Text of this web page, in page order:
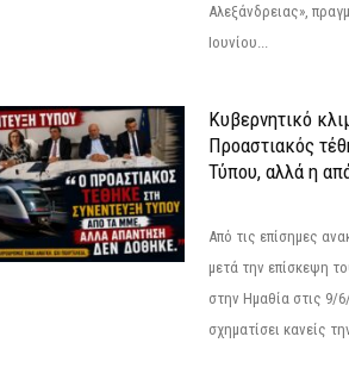
Αλεξάνδρειας»,
Ιουνίου...
Κυβερνητικό
Προαστιακός
Τύπου, αλλά η
Από τις επίσημες
μετά την επίσκεψη
στην Ημαθία στις 9/
σχηματίσει κανείς